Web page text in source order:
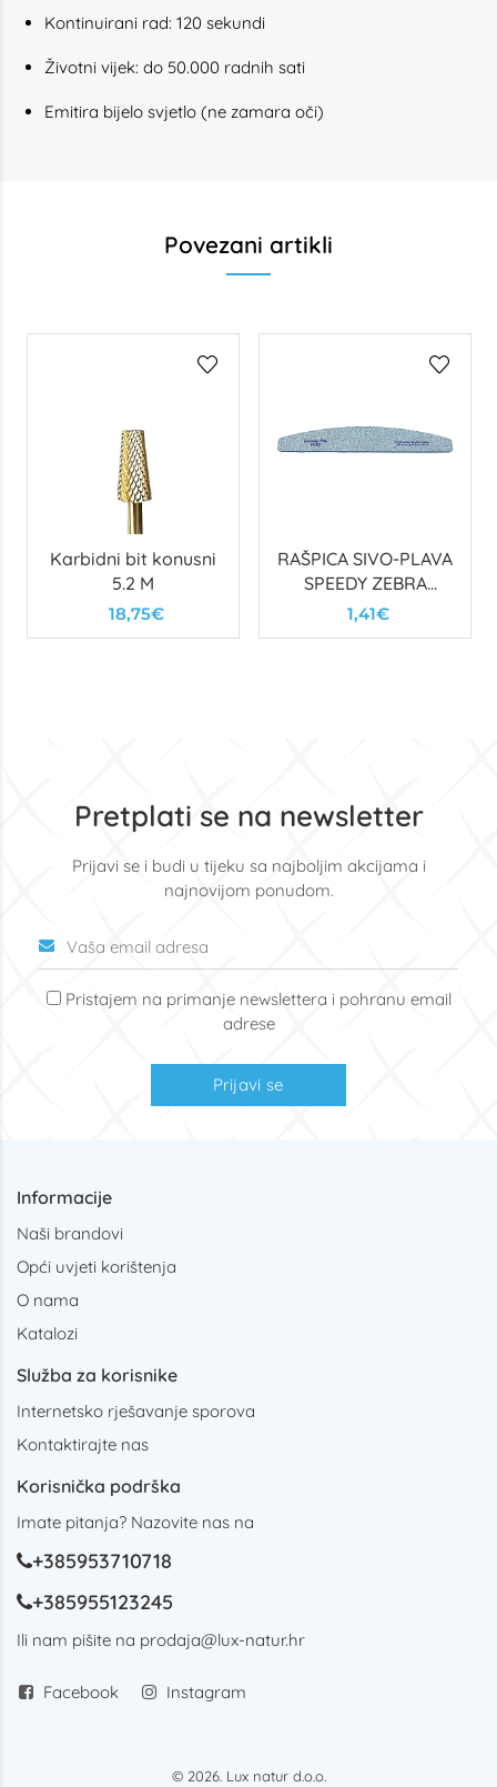
Kontinuirani rad: 120 sekundi
Životni vijek: do 50.000 radnih sati
Emitira bijelo svjetlo (ne zamara oči)
Povezani artikli
Karbidni bit konusni
5.2 M
18,75€
RAŠPICA SIVO-PLAVA
SPEEDY ZEBRA
80/80 POLUMJESEC
1,41€
Pretplati se na newsletter
Prijavi se i budi u tijeku sa najboljim akcijama i
najnovijom ponudom.
Pristajem na primanje newslettera i pohranu email
adrese
Prijavi se
Informacije
Naši brandovi
Opći uvjeti korištenja
O nama
Katalozi
Služba za korisnike
Internetsko rješavanje sporova
Kontaktirajte nas
Korisnička podrška
Imate pitanja? Nazovite nas na
+385953710718
+385955123245
Ili nam pišite na prodaja@lux-natur.hr
Facebook Instagram
© 2026. Lux natur d.o.o.